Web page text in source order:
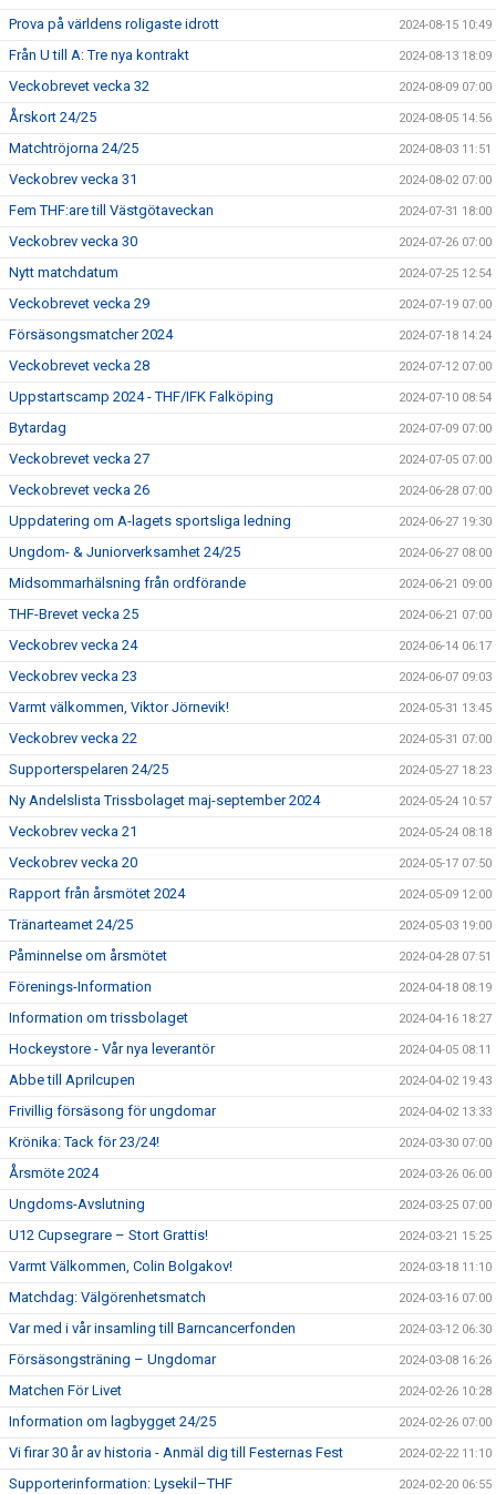
Prova på världens roligaste idrott 2024-08-15 10:49
Från U till A: Tre nya kontrakt 2024-08-13 18:09
Veckobrevet vecka 32 2024-08-09 07:00
Årskort 24/25 2024-08-05 14:56
Matchtröjorna 24/25 2024-08-03 11:51
Veckobrev vecka 31 2024-08-02 07:00
Fem THF:are till Västgötaveckan 2024-07-31 18:00
Veckobrev vecka 30 2024-07-26 07:00
Nytt matchdatum 2024-07-25 12:54
Veckobrevet vecka 29 2024-07-19 07:00
Försäsongsmatcher 2024 2024-07-18 14:24
Veckobrevet vecka 28 2024-07-12 07:00
Uppstartscamp 2024 - THF/IFK Falköping 2024-07-10 08:54
Bytardag 2024-07-09 07:00
Veckobrevet vecka 27 2024-07-05 07:00
Veckobrevet vecka 26 2024-06-28 07:00
Uppdatering om A-lagets sportsliga ledning 2024-06-27 19:30
Ungdom- & Juniorverksamhet 24/25 2024-06-27 08:00
Midsommarhälsning från ordförande 2024-06-21 09:00
THF-Brevet vecka 25 2024-06-21 07:00
Veckobrev vecka 24 2024-06-14 06:17
Veckobrev vecka 23 2024-06-07 09:03
Varmt välkommen, Viktor Jörnevik! 2024-05-31 13:45
Veckobrev vecka 22 2024-05-31 07:00
Supporterspelaren 24/25 2024-05-27 18:23
Ny Andelslista Trissbolaget maj-september 2024 2024-05-24 10:57
Veckobrev vecka 21 2024-05-24 08:18
Veckobrev vecka 20 2024-05-17 07:50
Rapport från årsmötet 2024 2024-05-09 12:00
Tränarteamet 24/25 2024-05-03 19:00
Påminnelse om årsmötet 2024-04-28 07:51
Förenings-Information 2024-04-18 08:19
Information om trissbolaget 2024-04-16 18:27
Hockeystore - Vår nya leverantör 2024-04-05 08:11
Abbe till Aprilcupen 2024-04-02 19:43
Frivillig försäsong för ungdomar 2024-04-02 13:33
Krönika: Tack för 23/24! 2024-03-30 07:00
Årsmöte 2024 2024-03-26 06:00
Ungdoms-Avslutning 2024-03-25 07:00
U12 Cupsegrare – Stort Grattis! 2024-03-21 15:25
Varmt Välkommen, Colin Bolgakov! 2024-03-18 11:10
Matchdag: Välgörenhetsmatch 2024-03-16 07:00
Var med i vår insamling till Barncancerfonden 2024-03-12 06:30
Försäsongsträning – Ungdomar 2024-03-08 16:26
Matchen För Livet 2024-02-26 10:28
Information om lagbygget 24/25 2024-02-26 07:00
Vi firar 30 år av historia - Anmäl dig till Festernas Fest 2024-02-22 11:10
Supporterinformation: Lysekil–THF 2024-02-20 06:55